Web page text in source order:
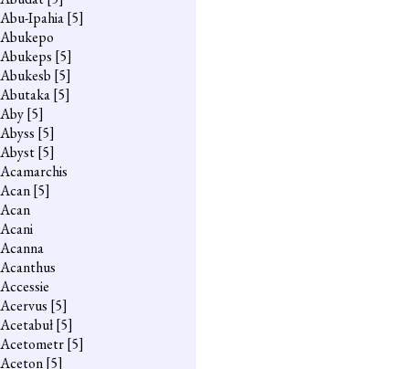
Abu-Ipahia[5]
Abukepo
Abukeps [5]
Abukesb [5]
Abutaka[5]
Aby[5]
Abyss [5]
Abyst[5]
Acamarchis
Acan[5]
Acan
Acani
Acanna
Acanthus
Accessie
Acervus [5]
Acetabuł[5]
Acetometr[5]
Aceton[5]